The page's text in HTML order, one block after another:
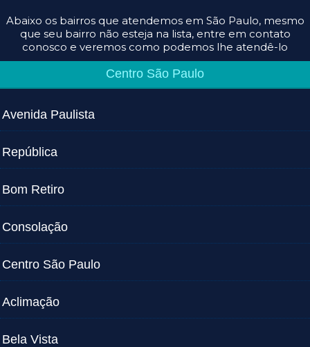
Abaixo os bairros que atendemos em São Paulo, mesmo
que seu bairro não esteja na lista, entre em contato
conosco e veremos como podemos lhe atendê-lo
Centro São Paulo
Avenida Paulista
República
Bom Retiro
Consolação
Centro São Paulo
Aclimação
Bela Vista